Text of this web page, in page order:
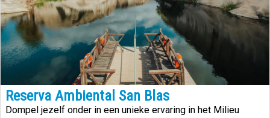
Reserva Ambiental San Blas
Dompel jezelf onder in een unieke ervaring in het Milieu